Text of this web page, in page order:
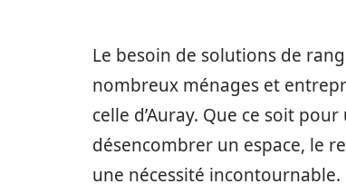
Le besoin de solutions de
nombreux ménages et
celle d’Auray. Que ce soit
désencombrer un espace, le
une nécessité incontournable.